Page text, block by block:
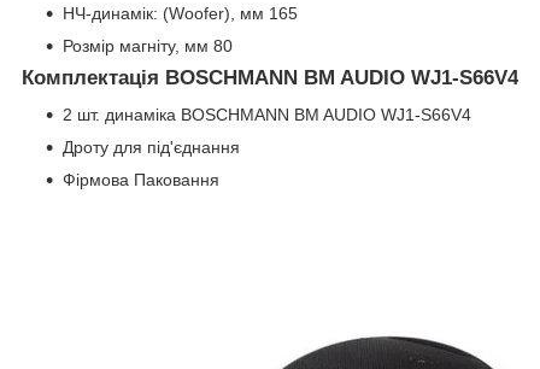
HЧ-динамік: (Woofer), мм 165
Розмір магніту, мм 80
Комплектація BOSCHMANN BM AUDIO WJ1-S66V4
2 шт. динаміка BOSCHMANN BM AUDIO WJ1-S66V4
Дроту для під'єднання
Фірмова Паковання